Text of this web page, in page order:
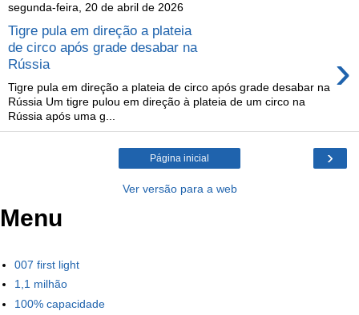
segunda-feira, 20 de abril de 2026
Tigre pula em direção a plateia
de circo após grade desabar na
Rússia
›
Tigre pula em direção a plateia de circo após grade desabar na
Rússia Um tigre pulou em direção à plateia de um circo na
Rússia após uma g...
›
Página inicial
Ver versão para a web
Menu
007 first light
1,1 milhão
100% capacidade